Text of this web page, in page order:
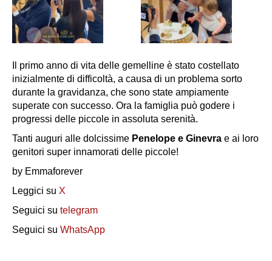
Il primo anno di vita delle gemelline è stato costellato
inizialmente di difficoltà, a causa di un problema sorto
durante la gravidanza, che sono state ampiamente
superate con successo. Ora la famiglia può godere i
progressi delle piccole in assoluta serenità.
Tanti auguri alle dolcissime Penelope e Ginevra e ai loro
genitori super innamorati delle piccole!
by Emmaforever
Leggici su X
Seguici su telegram
Seguici su WhatsApp